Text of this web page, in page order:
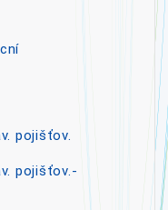
pojišťov.
pojišťov.-